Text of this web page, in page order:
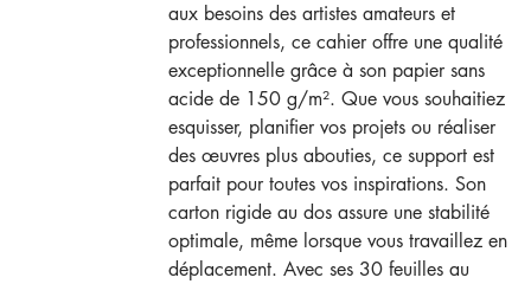
aux besoins des artistes amateurs et
professionnels, ce cahier offre une qualité
exceptionnelle grâce à son papier sans
acide de 150 g/m². Que vous souhaitiez
esquisser, planifier vos projets ou réaliser
des œuvres plus abouties, ce support est
parfait pour toutes vos inspirations. Son
carton rigide au dos assure une stabilité
optimale, même lorsque vous travaillez en
déplacement. Avec ses 30 feuilles au